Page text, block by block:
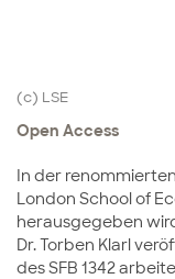
(c) LSE
Open Access
In der
London School of
herausgegeben
Dr. Torben Klarl
des SFB 1342